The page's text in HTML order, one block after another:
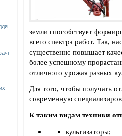
земли способствует
всего спектра работ. Так,
существенно повышает
более успешному
отличного урожая разных
Для того, чтобы получать
современную
К таким видам техники
культиваторы;